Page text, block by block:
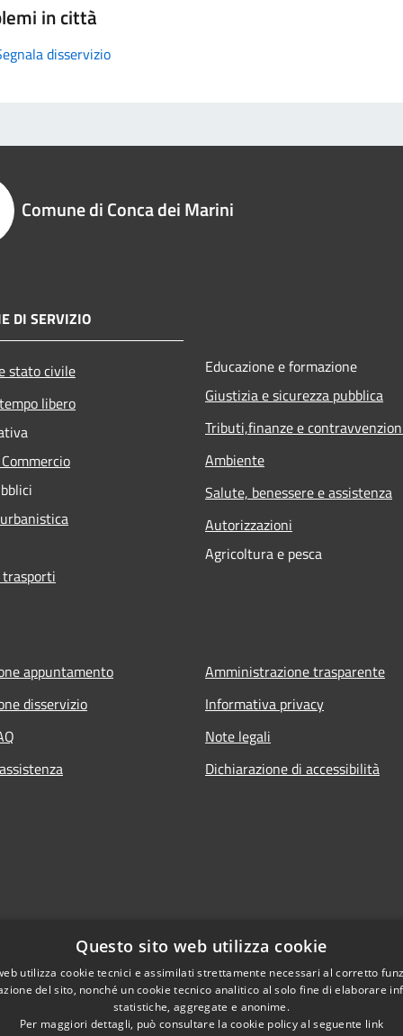
in città
disservizio
Comune di Conca dei Marini
DI SERVIZIO
stato civile
libero
Educazione e formazione
Giustizia e sicurezza pubblica
Tributi,finanze e
Ambiente
Salute, benessere e assistenza
Autorizzazioni
Agricoltura e pesca
appuntamento
disservizio
Amministrazione trasparente
Informativa privacy
Note legali
Dichiarazione di accessibilità
Questo sito web utilizza cookie
utilizza cookie tecnici e assimilati strettamente necessari al corretto
del sito, nonché un cookie tecnico analitico al solo fine di elaborare
statistiche, aggregate e anonime.
Per maggiori dettagli, può consultare la cookie policy al seguente link